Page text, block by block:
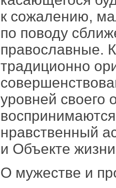
к сожалению,
по поводу
православные.
традиционно
уровней своего
нравственный
и Объекте
О мужестве и